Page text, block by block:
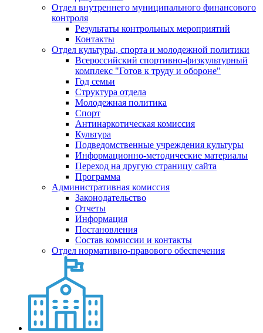
Отдел внутреннего муниципального финансового
контроля
Результаты контрольных мероприятий
Контакты
Отдел культуры, спорта и молодежной политики
Всероссийский спортивно-физкультурный
комплекс "Готов к труду и обороне"
Год семьи
Структура отдела
Молодежная политика
Спорт
Антинаркотическая комиссия
Культура
Подведомственные учреждения культуры
Информационно-методические материалы
Переход на другую страницу сайта
Программа
Административная комиссия
Законодательство
Отчеты
Информация
Постановления
Состав комиссии и контакты
Отдел нормативно-правового обеспечения